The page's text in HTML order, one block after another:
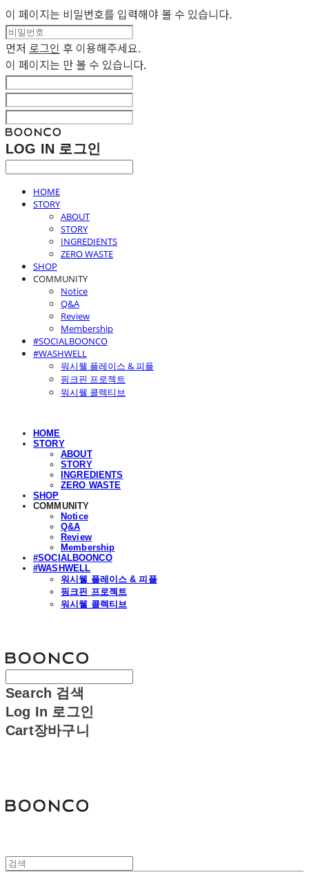
이 페이지는 비밀번호를 입력해야 볼 수 있습니다.
먼저 로그인 후 이용해주세요.
이 페이지는 만 볼 수 있습니다.
LOG IN 로그인
HOME
STORY
ABOUT
STORY
INGREDIENTS
ZERO WASTE
SHOP
COMMUNITY
Notice
Q&A
Review
Membership
#SOCIALBOONCO
#WASHWELL
워시웰 플레이스 & 피플
핑크핀 프로젝트
워시웰 콜렉티브
HOME
STORY
ABOUT
STORY
INGREDIENTS
ZERO WASTE
SHOP
COMMUNITY
Notice
Q&A
Review
Membership
#SOCIALBOONCO
#WASHWELL
워시웰 플레이스 & 피플
핑크핀 프로젝트
워시웰 콜렉티브
Search 검색
Log In 로그인
Cart장바구니